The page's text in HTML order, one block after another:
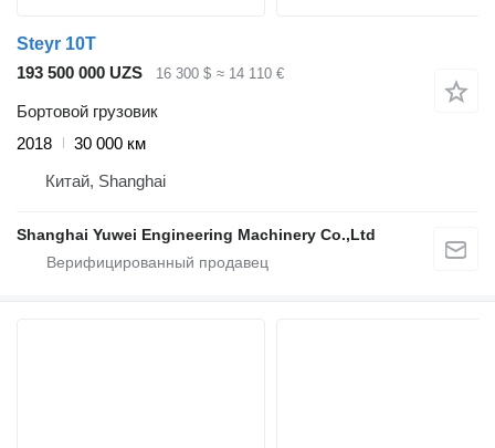
Steyr 10T
193 500 000 UZS
16 300 $ ≈ 14 110 €
Бортовой грузовик
2018
30 000 км
Китай, Shanghai
Shanghai Yuwei Engineering Machinery Co.,Ltd